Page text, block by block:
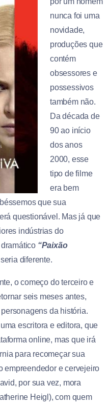
nunca foi uma
novidade,
produções que
contém
obsessores e
possessivos
também não.
Da década de
90 ao início
dos anos
2000, esse
tipo de filme
era bem
que sua
questionável. Mas já que
indústrias do
“Paixão
diferente.
o começo do terceiro e
seis meses antes,
da história.
escritora e editora, que
online, mas que irá
para recomeçar sua
empreendedor e cervejeiro
por sua vez, mora
Heigl), com quem